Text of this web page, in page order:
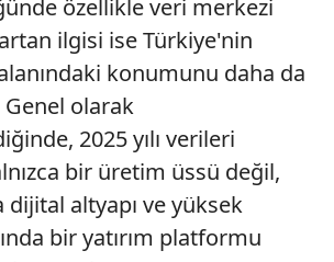
özellikle veri merkezi
artan ilgisi ise Türkiye'nin
konumunu daha da
olarak
2025 yılı verileri
bir üretim üssü değil,
dijital altyapı ve yüksek
bir yatırım platformu